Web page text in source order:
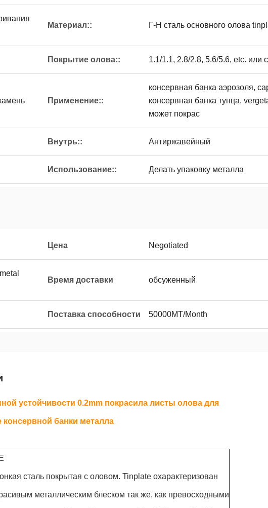
Материал:: Г-Н сталь основного олова
Покрытие олова:: 1.1/1.1, 2.8/2.8, 5.6/5.6, etc. или
Применение::
консервная банка аэрозоля,
консервная банка тунца,
может покрас
Внутрь:: Антиржавейный
Использование:: Делать упаковку металла
Цена Negotiated
Время доставки обсуженный
Поставка способности 50000MT/Month
устойчивости 0.2mm покрасила листы олова для
банки металла
сталь покрытая с оловом. Tinplate охарактеризован
металлическим блеском так же, как превосходными